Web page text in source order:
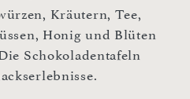
Kräutern, Tee,
Honig und Blüten
Schokoladentafeln